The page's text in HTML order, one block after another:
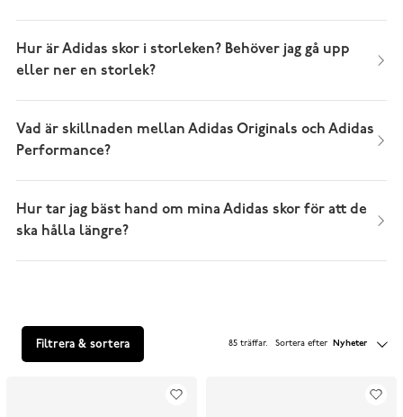
Hur är Adidas skor i storleken? Behöver jag gå upp
eller ner en storlek?
Vad är skillnaden mellan Adidas Originals och Adidas
Performance?
Hur tar jag bäst hand om mina Adidas skor för att de
ska hålla längre?
Filtrera & sortera 85 träffar. Sortera efter Nyheter